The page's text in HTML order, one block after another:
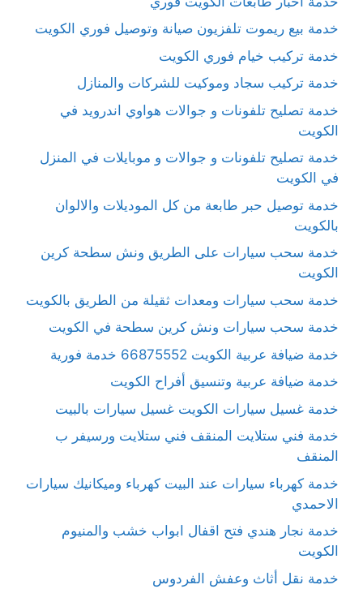
خدمة بيع ريموت تلفزيون صيانة وتوصيل فوري الكويت
خدمة تركيب خيام فوري الكويت
خدمة تركيب سجاد وموكيت للشركات والمنازل
خدمة تصليح تلفونات و جوالات هواوي اندرويد في
الكويت
خدمة تصليح تلفونات و جوالات و موبايلات في المنزل
في الكويت
خدمة توصيل حبر طابعة من كل الموديلات والالوان
بالكويت
خدمة سحب سيارات على الطريق ونش سطحة كرين
الكويت
خدمة سحب سيارات ومعدات ثقيلة من الطريق بالكويت
خدمة سحب سيارات ونش كرين سطحة في الكويت
خدمة ضيافة عربية الكويت 66875552 خدمة فورية
خدمة ضيافة عربية وتنسيق أفراح الكويت
خدمة غسيل سيارات الكويت غسيل سيارات بالبيت
خدمة فني ستلايت المنقف فني ستلايت ورسيفر ب
المنقف
خدمة كهرباء سيارات عند البيت كهرباء وميكانيك سيارات
الاحمدي
خدمة نجار هندي فتح اقفال ابواب خشب والمنيوم
الكويت
خدمة نقل أثاث وعفش الفردوس